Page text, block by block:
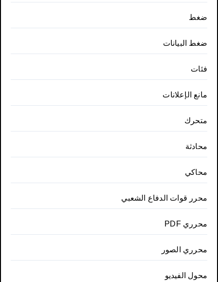
ضغط
ضغط البيانات
فئات
مانع الإعلانات
متحرك
محادثة
محاكي
محرر قوات الدفاع الشعبي
محرري PDF
محرري الصور
محول الفيديو